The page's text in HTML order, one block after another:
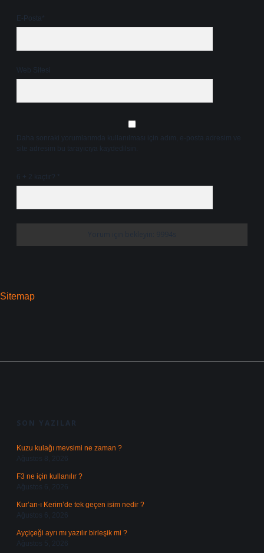
E-Posta*
Web Sitesi
Daha sonraki yorumlarımda kullanılması için adım, e-posta adresim ve
site adresim bu tarayıcıya kaydedilsin.
6 + 2 kaçtır?
Sitemap
SON YAZILAR
Kuzu kulağı mevsimi ne zaman ?
Ağustos 8, 2026
F3 ne için kullanılır ?
Ağustos 6, 2026
Kur’an-ı Kerim’de tek geçen isim nedir ?
Ağustos 6, 2026
Ayçiçeği ayrı mı yazılır birleşik mi ?
Ağustos 5, 2026